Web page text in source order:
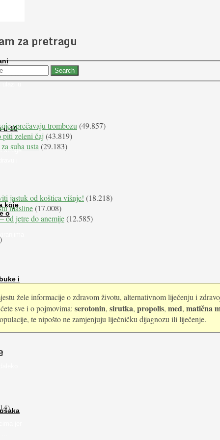
u 10
stroge
i
koje
o
i
jer
za pretragu
sprečavaju trombozu (49.857)
piti zeleni čaj (43.819)
suha usta (29.183)
jastuk od koštica višnje! (18.218)
masline(17.008)
od jetre do anemije(12.585)
žele informacije o zdravom životu, alternativnom liječenju i
sve i o pojmovima: serotonin, sirutka, propolis, med, matična
te nipošto ne zamjenjuju liječničku dijagnozu ili liječenje.